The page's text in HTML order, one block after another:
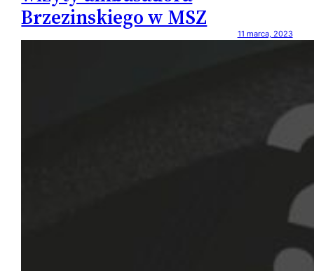
Brzezinskiego w MSZ
11 marca, 2023